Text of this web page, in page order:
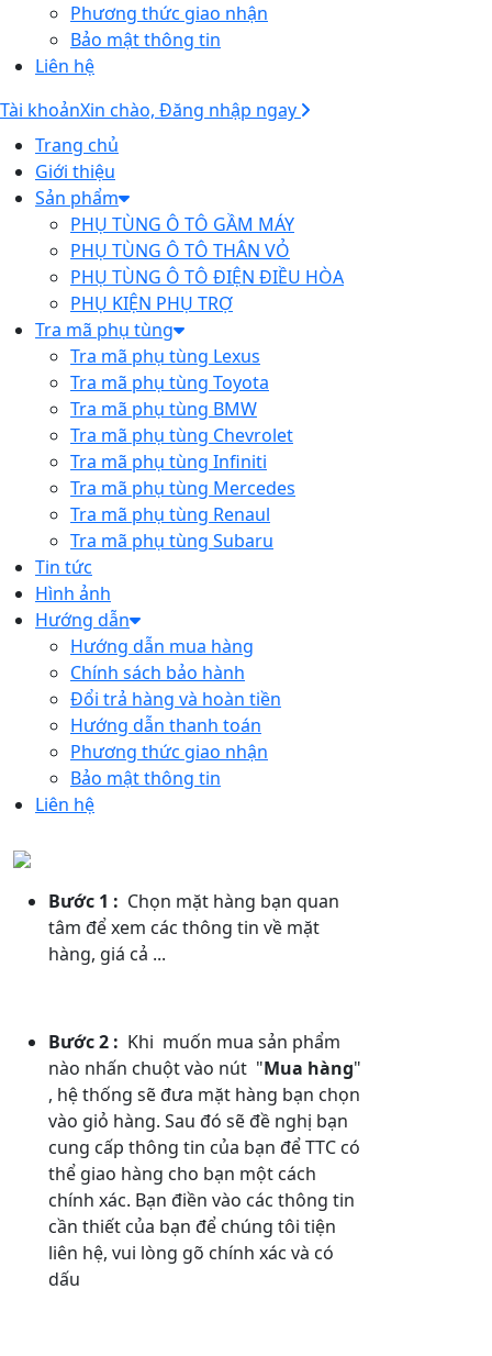
Phương thức giao nhận
Bảo mật thông tin
Liên hệ
Tài khoảnXin chào, Đăng nhập ngay
Trang chủ
Giới thiệu
Sản phẩm
PHỤ TÙNG Ô TÔ GẦM MÁY
PHỤ TÙNG Ô TÔ THÂN VỎ
PHỤ TÙNG Ô TÔ ĐIỆN ĐIỀU HÒA
PHỤ KIỆN PHỤ TRỢ
Tra mã phụ tùng
Tra mã phụ tùng Lexus
Tra mã phụ tùng Toyota
Tra mã phụ tùng BMW
Tra mã phụ tùng Chevrolet
Tra mã phụ tùng Infiniti
Tra mã phụ tùng Mercedes
Tra mã phụ tùng Renaul
Tra mã phụ tùng Subaru
Tin tức
Hình ảnh
Hướng dẫn
Hướng dẫn mua hàng
Chính sách bảo hành
Đổi trả hàng và hoàn tiền
Hướng dẫn thanh toán
Phương thức giao nhận
Bảo mật thông tin
Liên hệ
Bước 1 : Chọn mặt hàng bạn quan
tâm để xem các thông tin về mặt
hàng, giá cả ...
Bước 2 : Khi muốn mua sản phẩm
nào nhấn chuột vào nút "Mua hàng"
, hệ thống sẽ đưa mặt hàng bạn chọn
vào giỏ hàng. Sau đó sẽ đề nghị bạn
cung cấp thông tin của bạn để TTC có
thể giao hàng cho bạn một cách
chính xác. Bạn điền vào các thông tin
cần thiết của bạn để chúng tôi tiện
liên hệ, vui lòng gõ chính xác và có
dấu